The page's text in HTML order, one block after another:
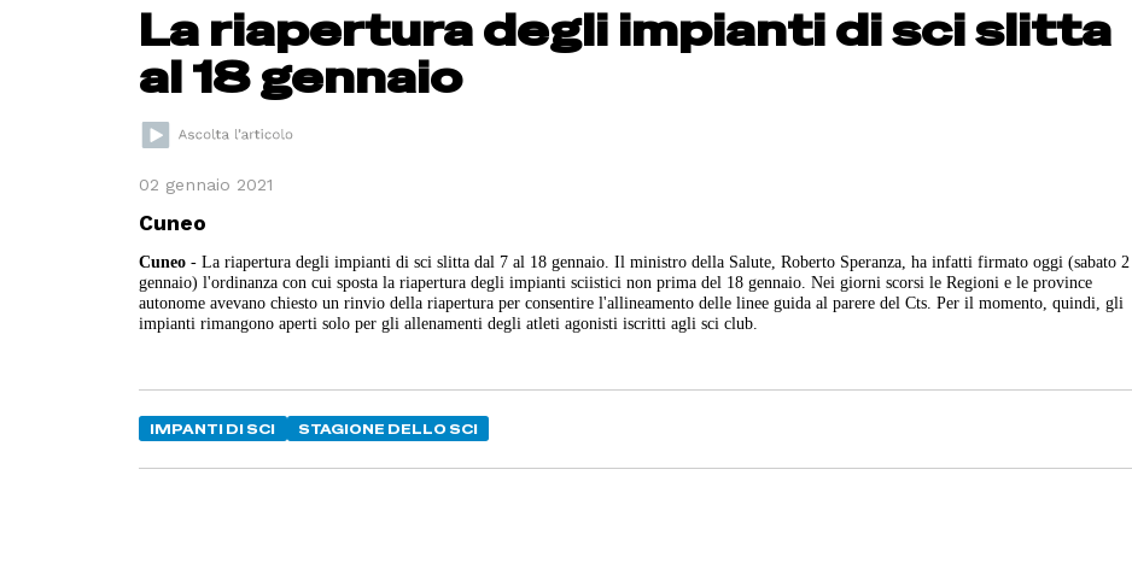
La riapertura degli impianti di sci slitta
al 18 gennaio
02 gennaio 2021
Cuneo
Cuneo - La riapertura degli impianti di sci slitta dal 7 al 18 gennaio. Il ministro della Salute, Roberto Speranza, ha infatti firmato oggi (sabato 2
gennaio) l'ordinanza con cui sposta la riapertura degli impianti sciistici non prima del 18 gennaio. Nei giorni scorsi le Regioni e le province
autonome avevano chiesto un rinvio della riapertura per consentire l'allineamento delle linee guida al parere del Cts. Per il momento, quindi, gli
impianti rimangono aperti solo per gli allenamenti degli atleti agonisti iscritti agli sci club.
IMPANTI DI SCI STAGIONE DELLO SCI